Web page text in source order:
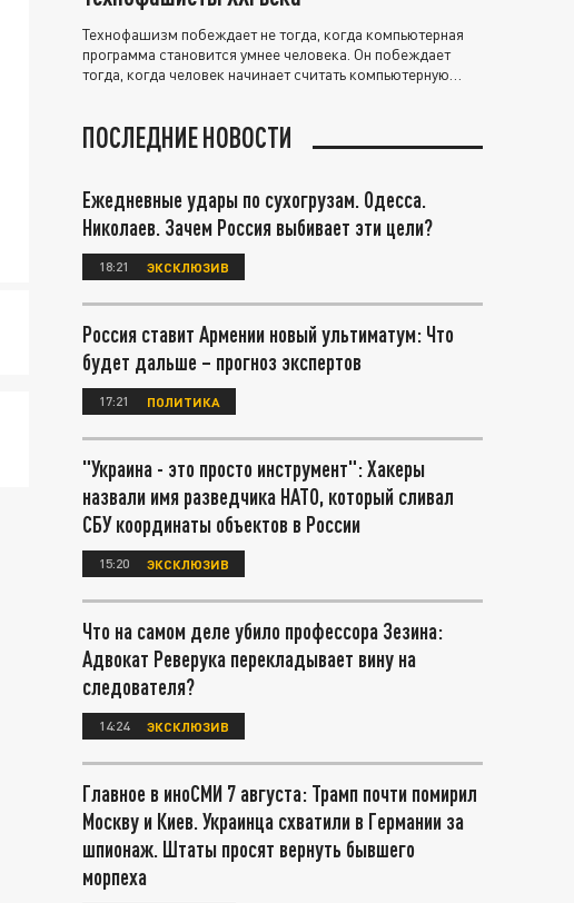
Технофашизм побеждает не тогда, когда компьютерная
программа становится умнее человека. Он побеждает
тогда, когда человек начинает считать компьютерную
ПОСЛЕДНИЕ НОВОСТИ
Ежедневные удары по сухогрузам. Одесса.
Николаев. Зачем Россия выбивает эти цели?
18:21 ЭКСКЛЮЗИВ
Россия ставит Армении новый ультиматум: Что
будет дальше – прогноз экспертов
17:21 ПОЛИТИКА
"Украина - это просто инструмент": Хакеры
назвали имя разведчика НАТО, который сливал
СБУ координаты объектов в России
15:20 ЭКСКЛЮЗИВ
Что на самом деле убило профессора Зезина:
Адвокат Реверука перекладывает вину на
следователя?
14:24 ЭКСКЛЮЗИВ
Главное в иноСМИ 7 августа: Трамп почти помирил
Москву и Киев. Украинца схватили в Германии за
шпионаж. Штаты просят вернуть бывшего
морпеха